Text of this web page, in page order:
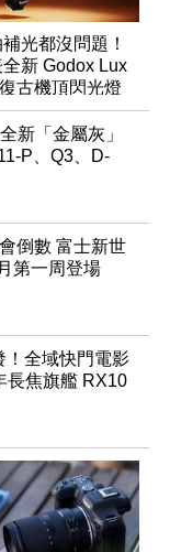
光都沒問題！
新 Godox Lux
古機頂閃光燈
新「金屬灰」
P、Q3、D-
倒數 富士新世
第一周登場
！全域快門電影
長焦旗艦 RX10